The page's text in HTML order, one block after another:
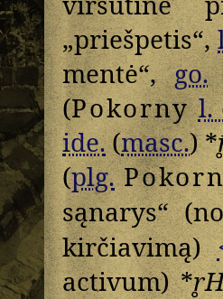
„priešpetis“,
mentė“,go.
(Pokorny l.
ide.(masc.) *
(plg.
sąnarys“
kirčiavimą)
activum) *